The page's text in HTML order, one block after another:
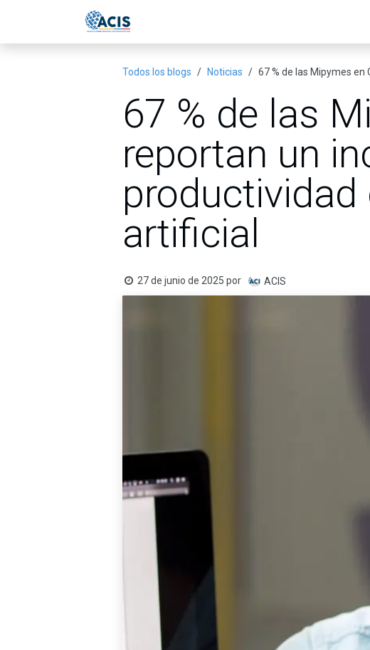
Todos los blogs Noticias 67 % de las Mipymes
67 % de las
reportan un
productividad
artificial
27 de junio de 2025 por ACIS